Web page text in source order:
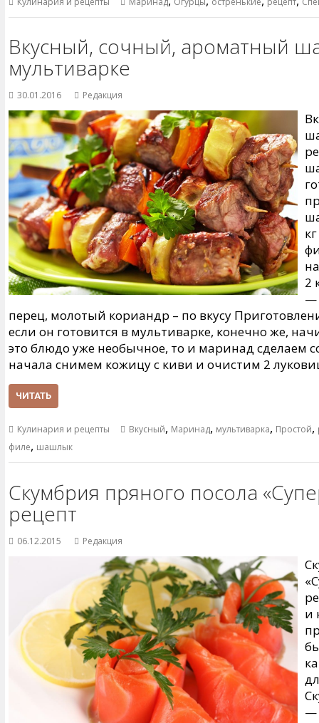
Вкусный, сочный, ароматный
мультиварке
30.01.2016 Редакция
2
—
перец, молотый кориандр – по вкусу
если он готовится в мультиварке, конечно же,
это блюдо уже необычное, то и маринад сделаем
начала снимем кожицу с киви и очистим 2
ЧИТАТЬ
Кулинария и рецепты Вкусный, Маринад, мультиварка, Простой,
филе, шашлык
Скумбрия пряного посола
рецепт
06.12.2015 Редакция
и
—